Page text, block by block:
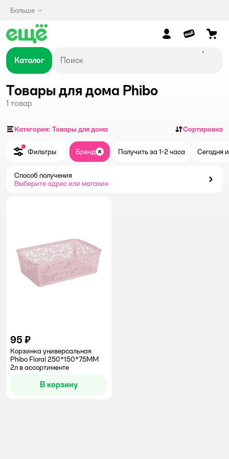
Больше
Каталог
Товары для дома Phibo
1 товар
Категория: Товары для дома Сортировка
Фильтры Бренд ЗакрытьПолучить за 1-2 часа Сегодня
Способ получения
Выберите адрес или магазин
95 ₽
Корзинка универсальная
Phibo Floral 250*150*75ММ
2л в ассортименте
В корзину